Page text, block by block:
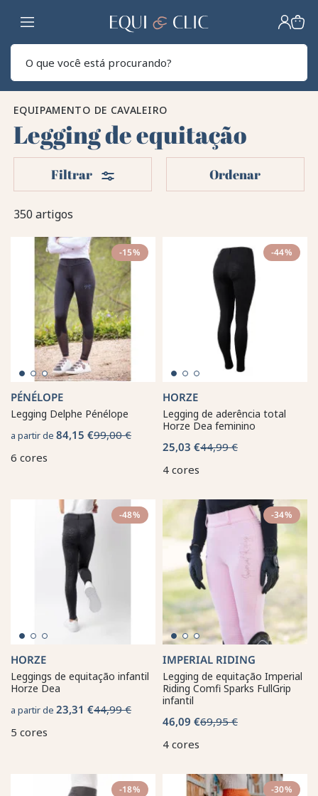
Lar
EQUIPAMENTO DE CAVALEIRO
Legging de equitação
350 artigos
Filtrar Filters Ordenar
-15%
PÉNÉLOPE
Legging Delphe Pénélope
a partir de 84,15 €99,00 €
6 cores
-44%
HORZE
Legging de aderência total
Horze Dea feminino
25,03 €44,99 €
4 cores
-48%
HORZE
Leggings de equitação infantil
Horze Dea
a partir de 23,31 €44,99 €
5 cores
-34%
IMPERIAL RIDING
Legging de equitação Imperial
Riding Comfi Sparks FullGrip
infantil
46,09 €69,95 €
4 cores
-18% -30%